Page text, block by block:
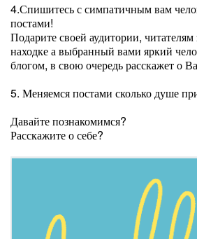
4.Спишитесь с симпатичным вам
постами!
Подарите своей аудитории,
находке а выбранный вами яркий
блогом, в свою очередь расскажет о
5. Меняемся постами сколько душе
Давайте познакомимся?
Расскажите о себе?